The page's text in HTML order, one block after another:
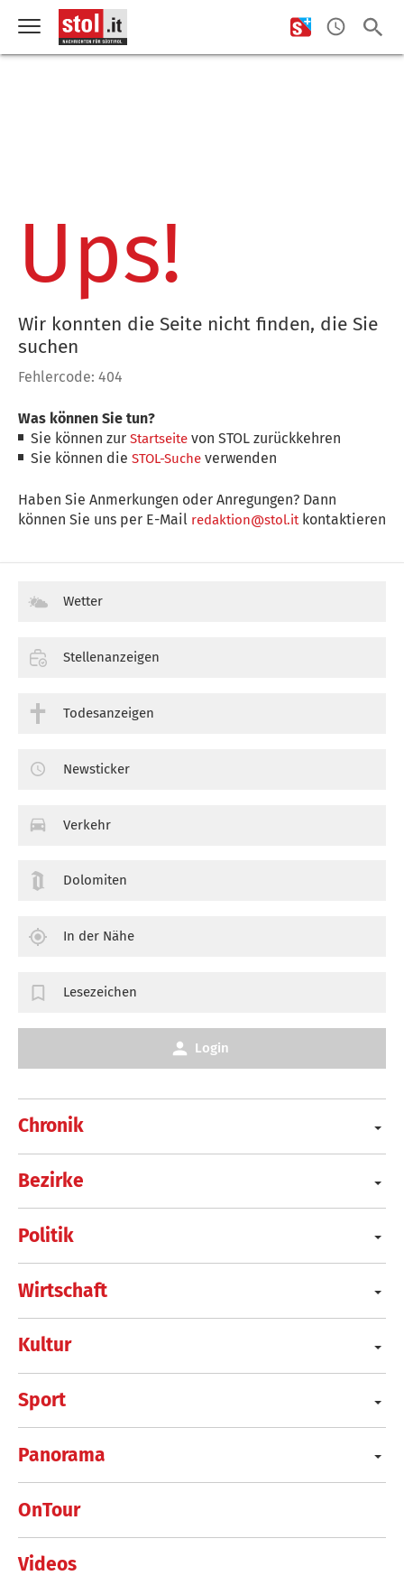
Ups!
Wir konnten die Seite nicht finden, die Sie
suchen
Fehlercode: 404
Was können Sie tun?
Sie können zurStartseite von STOL zurückkehren
Sie können dieSTOL-Suche verwenden
Haben Sie Anmerkungen oder Anregungen? Dann
können Sie uns per E-Mail redaktion@stol.itkontaktieren
Chronik
Bezirke
Politik
Wirtschaft
Kultur
Sport
Panorama
OnTour
Videos
Wetter
Stellenanzeigen
Todesanzeigen
Newsticker
Verkehr
Dolomiten
In der Nähe
Lesezeichen
Login